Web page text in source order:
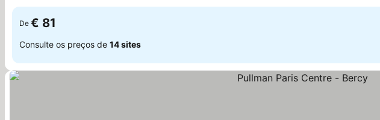
De € 81
Consulte os preços de 14 sites